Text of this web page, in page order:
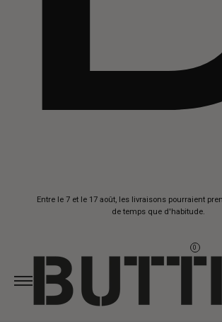
Entre le 7 et le 17 août, les livraisons pourraient
de temps que d'habitude.
0